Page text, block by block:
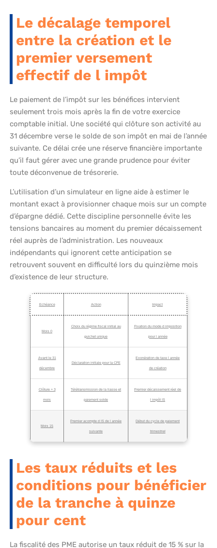
Le décalage temporel
entre la création et le
premier versement
effectif de l impôt
Le paiement de l’impôt sur les bénéfices intervient
seulement trois mois après la fin de votre exercice
comptable initial. Une société qui clôture son activité au
31 décembre verse le solde de son impôt en mai de l’année
suivante. Ce délai crée une réserve financière importante
qu’il faut gérer avec une grande prudence pour éviter
toute déconvenue de trésorerie.
L’utilisation d’un simulateur en ligne aide à estimer le
montant exact à provisionner chaque mois sur un compte
d’épargne dédié. Cette discipline personnelle évite les
tensions bancaires au moment du premier décaissement
réel auprès de l’administration. Les nouveaux
indépendants qui ignorent cette anticipation se
retrouvent souvent en difficulté lors du quinzième mois
d’existence de leur structure.
Echéance Action Impact
Mois 0
Choix du régime fiscal initial au
guichet unique
Fixation du mode d imposition
pour l année
Avant le 31
décembre
Déclaration initiale pour la CFE
Exonération de taxe l année
de création
Clôture + 3
mois
Télétransmission de la liasse et
paiement solde
Premier décaissement réel de
l impôt IS
Mois 15
Premier acompte d IS de l année
suivante
Début du cycle de paiement
trimestriel
Les taux réduits et les
conditions pour bénéficier
de la tranche à quinze
pour cent
La fiscalité des PME autorise un taux réduit de 15 % sur la